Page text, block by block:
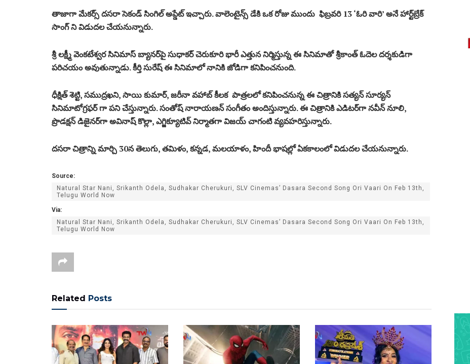
తాజాగా మేకర్స్ దసరా సెకండ్ సింగిల్ అప్డేట్ ఇచ్చారు. వాలెంటైన్స్ డేకి ఒక రోజు ముందు ఫిబ్రవరి 13 ‘ఓరి వారి’ అనే హార్ట్‌బ్రేక్
సాంగ్ ని విడుదల చేయనున్నారు.
శ్రీ లక్ష్మీ వెంకటేశ్వర సినిమాస్ బ్యానర్‌పై సుధాకర్ చెరుకూరి భారీ ఎత్తున నిర్మిస్తున్న ఈ సినిమాతో శ్రీకాంత్ ఓదెల దర్శకుడిగా
పరిచయం అవుతున్నాడు. కీర్తి సురేష్ ఈ సినిమాలో నానికి జోడిగా కనిపించనుంది.
ధీక్షిత్ శెట్టి, సముద్రఖని, సాయి కుమార్, జరీనా వహాబ్ కీలక పాత్రలలో కనిపించనున్న ఈ చిత్రానికి సత్యన్ సూర్యన్
సినిమాటోగ్రఫర్ గా పని చేస్తున్నారు. సంతోష్ నారాయణన్ సంగీతం అందిస్తున్నారు. ఈ చిత్రానికి ఎడిటర్‌గా నవీన్‌ నూలి,
ప్రొడక్షన్‌ డిజైనర్‌గా అవినాష్‌ కొల్లా, ఎగ్జిక్యూటివ్‌ నిర్మాతగా విజయ్‌ చాగంటి వ్యవహరిస్తున్నారు.
దసరా చిత్రాన్ని మార్చి 30న తెలుగు, తమిళం, కన్నడ, మలయాళం, హిందీ భాషల్లో ఏకకాలంలో విడుదల చేయనున్నారు.
Source:
Natural Star Nani, Srikanth Odela, Sudhakar Cherukuri, SLV Cinemas’ Dasara Second Song Ori Vaari On Feb 13th,
Telugu World Now
Via:
Natural Star Nani, Srikanth Odela, Sudhakar Cherukuri, SLV Cinemas’ Dasara Second Song Ori Vaari On Feb 13th,
Telugu World Now
Related Posts